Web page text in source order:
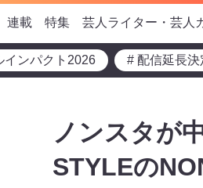
連載 特集 芸人ライター・芸人
インパクト2026 # 配信延長決
ノンスタが
STYLEの